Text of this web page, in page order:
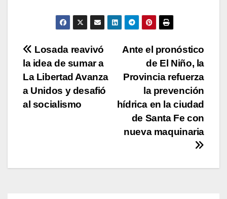
b
o
o
k
Li
n
k
ar
tir
Navegación
de
entradas
Ante el pronóstico
de El Niño, la
Provincia refuerza
la prevención
hídrica en la ciudad
de Santa Fe con
nueva maquinaria
Losada reavivó
la idea de sumar a
La Libertad Avanza
a Unidos y desafió
al socialismo